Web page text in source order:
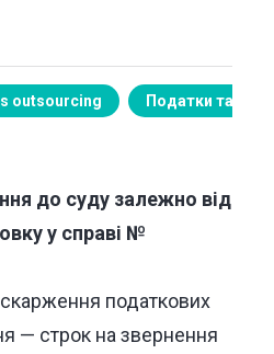
outsourcing Податки та право
до суду залежно від
у справі №
податкових
— строк на звернення